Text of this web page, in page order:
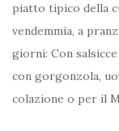
piatto tipico della
vendemmia, a
giorni: Con
con gorgonzola,
colazione o per il